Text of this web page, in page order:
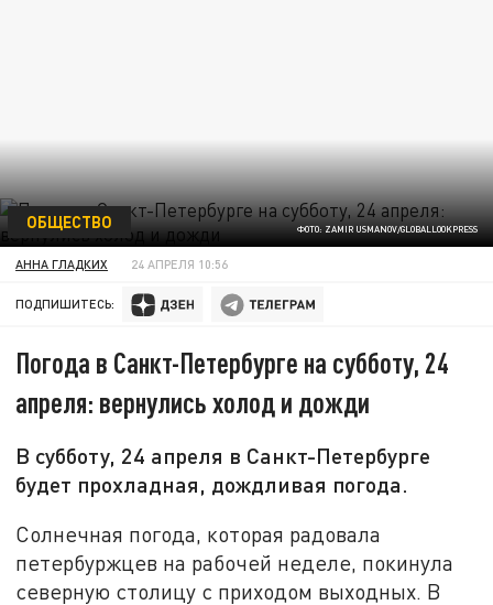
ФОТО: ZAMIR USMANOV/GLOBALLOOKPRESS
ОБЩЕСТВО
АННА ГЛАДКИХ 24 АПРЕЛЯ 10:56
ПОДПИШИТЕСЬ:
Погода в Санкт-Петербурге на субботу, 24
апреля: вернулись холод и дожди
В субботу, 24 апреля в Санкт-Петербурге
будет прохладная, дождливая погода.
Солнечная погода, которая радовала
петербуржцев на рабочей неделе, покинула
северную столицу с приходом выходных. В